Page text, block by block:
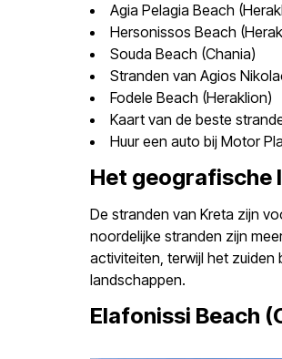
Agia Pelagia Beach
Hersonissos Beach
Souda Beach (Chania)
Stranden van Agios
Fodele Beach (Heraklion)
Kaart van de beste
Huur een auto bij Motor
Het geografische
De stranden van Kreta zijn
noordelijke stranden zijn
activiteiten, terwijl het
landschappen.
Elafonissi Beach